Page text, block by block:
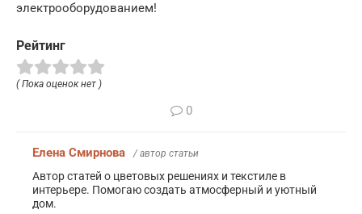
электрооборудованием!
Рейтинг
( Пока оценок нет )
0
Елена Смирнова / автор статьи
Автор статей о цветовых решениях и текстиле в
интерьере. Помогаю создать атмосферный и уютный
дом.